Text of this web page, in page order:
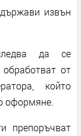
извън
да се
от
който
оформяне.
препоръчват